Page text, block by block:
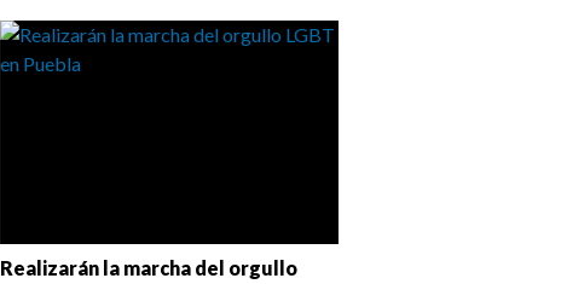
Realizarán la marcha del orgullo